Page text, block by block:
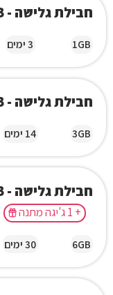
חבילת גלישה - 1GB
1GB 3 ימים
חבילת גלישה - 3GB
3GB 14 ימים
חבילת גלישה - 6GB
+ 1 ג'יגה מתנה
6GB 30 ימים